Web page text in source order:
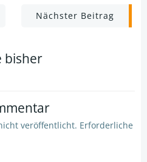
Post
navigation
Nächster Beitrag
bisher
veröffentlicht. Erforderliche